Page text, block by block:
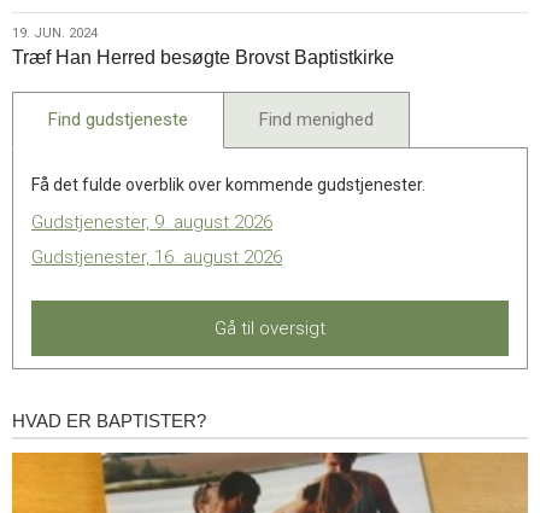
Genstart2025
2024
19.
jun.
2024
19. JUN. 2024
Træf Han Herred besøgte Brovst Baptistkirke
Find gudstjeneste Find menighed
Få det fulde overblik over kommende gudstjenester.
Gudstjenester, 9. august 2026
Gudstjenester, 16. august 2026
Gå til oversigt
Hvad
HVAD ER BAPTISTER?